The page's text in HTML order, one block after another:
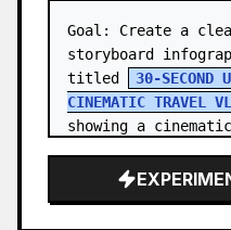
Goal: Create a
storyboard
titled
30-SECOND
CINEMATIC TRAVEL
showing a